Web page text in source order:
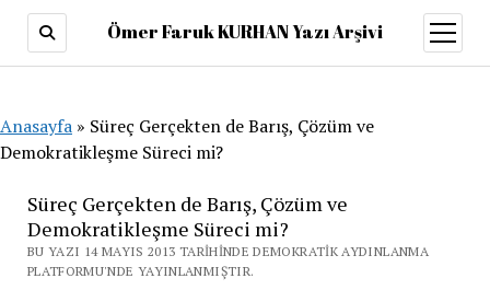
Ömer Faruk KURHAN Yazı Arşivi
aç
Anasayfa » Süreç Gerçekten de Barış, Çözüm ve
Demokratikleşme Süreci mi?
Süreç Gerçekten de Barış, Çözüm ve
Demokratikleşme Süreci mi?
BU YAZI 14 MAYIS 2013 TARIHINDE DEMOKRATIK AYDINLANMA
PLATFORMU'NDE YAYINLANMIŞTIR.